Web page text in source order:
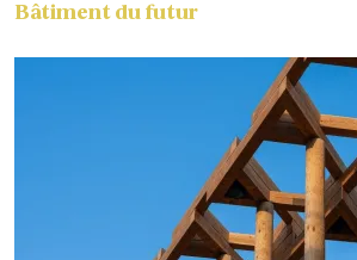
Bâtiment du futur